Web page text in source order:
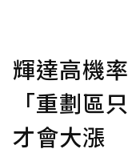
輝達高機
「重劃區
才會大漲